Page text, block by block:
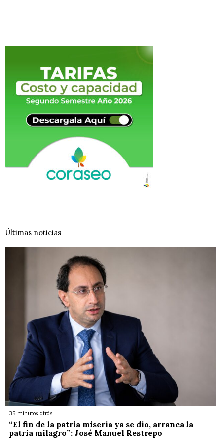
Últimas noticias
35 minutos atrás
“El fin de la patria miseria ya se dio, arranca la
patria milagro”: José Manuel Restrepo